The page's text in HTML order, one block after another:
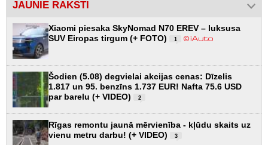
JAUNIE RAKSTI
Xiaomi piesaka SkyNomad N70 EREV – luksusa
SUV Eiropas tirgum (+ FOTO)
1
Šodien (5.08) degvielai akcijas cenas: Dīzelis
1.817 un 95. benzīns 1.737 EUR! Nafta 75.6 USD
par barelu (+ VIDEO)
2
Rīgas remontu jaunā mērvienība - kļūdu skaits uz
vienu metru darbu! (+ VIDEO)
3